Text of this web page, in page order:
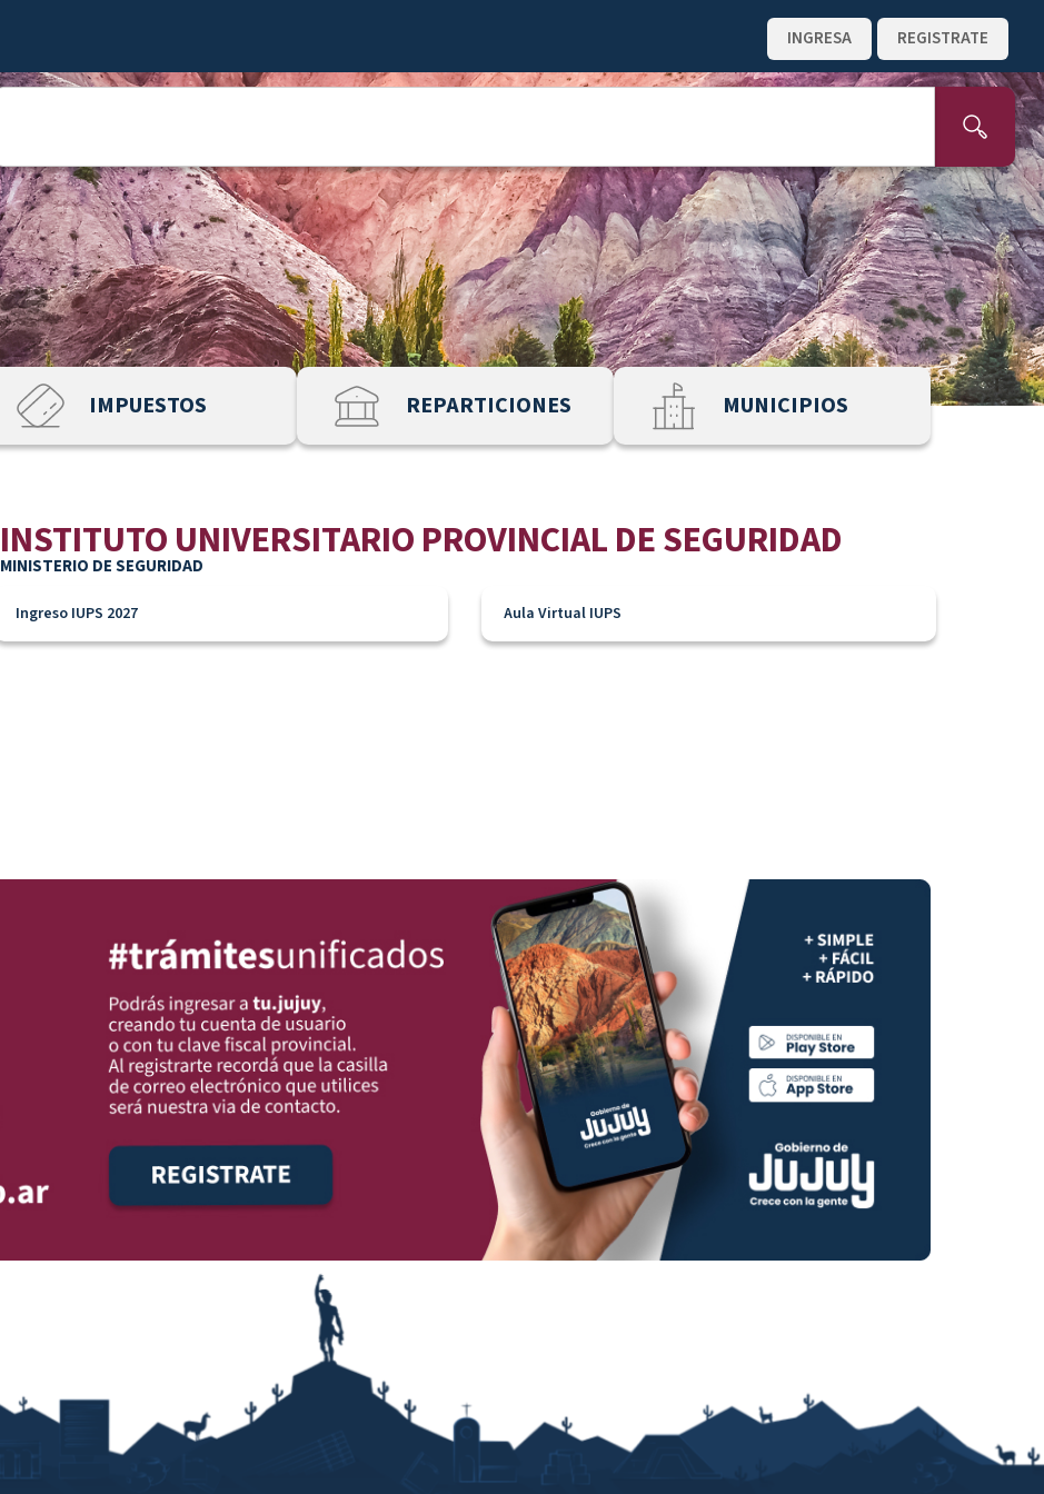
INGRESA REGISTRATE
IMPUESTOS REPARTICIONES MUNICIPIOS
INSTITUTO UNIVERSITARIO PROVINCIAL DE SEGURIDAD
MINISTERIO DE SEGURIDAD
Ingreso IUPS 2027 Aula Virtual IUPS